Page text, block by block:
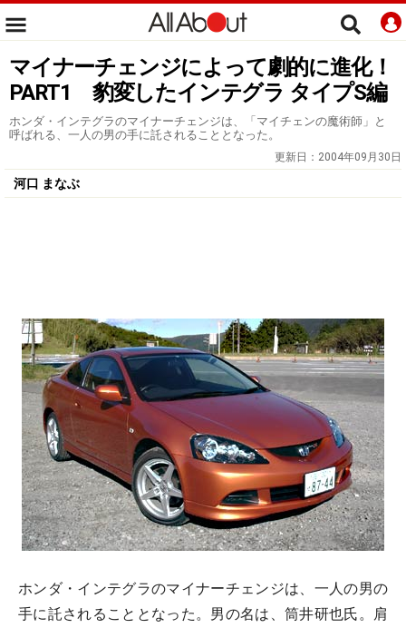
マイナーチェンジによって劇的に進化！
PART1 豹変したインテグラ タイプS編
ホンダ・インテグラのマイナーチェンジは、「マイチェンの魔術師」と
呼ばれる、一人の男の手に託されることとなった。
更新日： 2004年09月30日
河口 まなぶ
ホンダ・インテグラのマイナーチェンジは、一人の男の
手に託されることとなった。男の名は、筒井研也氏。肩